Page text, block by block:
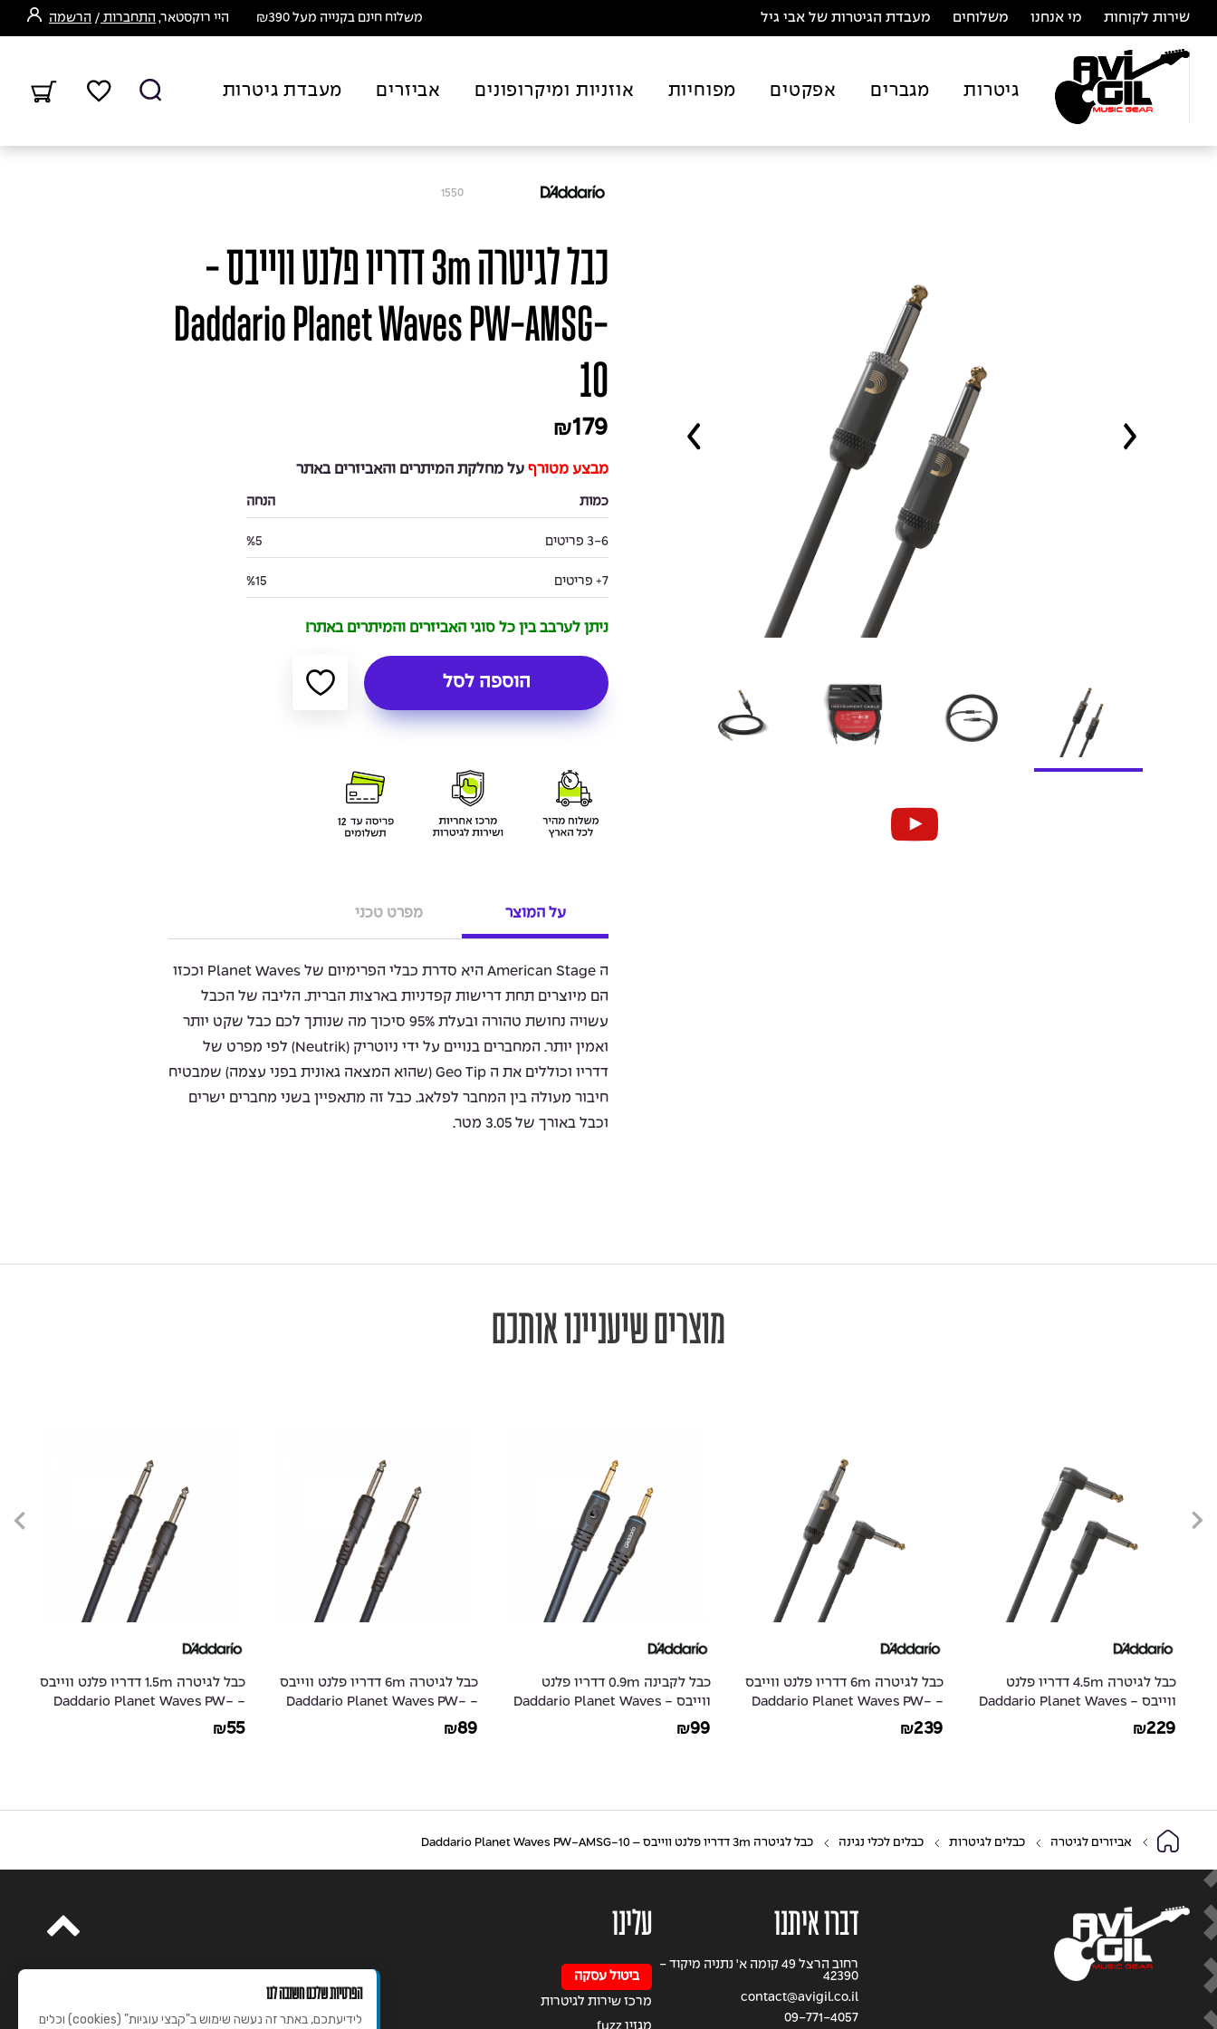
שירות לקוחות מי אנחנו משלוחים מעבדת הגיטרות של אבי גיל משלוח חינם בקנייה מעל ₪390 היי רוקסטאר, התחברות / הרשמה
גיטרות מגברים אפקטים מפוחיות אוזניות ומיקרופונים אביזרים מעבדת גיטרות
1550
כבל לגיטרה 3m דדריו פלנט ווייבס -
Daddario Planet Waves PW-AMSG-
10
₪179
מבצע מטורף על מחלקת המיתרים והאביזרים באתר
כמות הנחה
3-6 פריטים %5
7+ פריטים %15
ניתן לערבב בין כל סוגי האביזרים והמיתרים באתר!
הוספה לסל
על המוצר מפרט טכני
ה American Stage היא סדרת כבלי הפרימיום של Planet Waves וככזו
הם מיוצרים תחת דרישות קפדניות בארצות הברית. הליבה של הכבל
עשויה נחושת טהורה ובעלת 95% סיכוך מה שנותך לכם כבל שקט יותר
ואמין יותר. המחברים בנויים על ידי ניוטריק (Neutrik) לפי מפרט של
דדריו וכוללים את ה Geo Tip (שהוא המצאה גאונית בפני עצמה) שמבטיח
חיבור מעולה בין המחבר לפלאג. כבל זה מתאפיין בשני מחברים ישרים
וכבל באורך של 3.05 מטר.
מוצרים שיעניינו אותכם
כבל לגיטרה 4.5m דדריו פלנט
ווייבס - Daddario Planet Waves
PW-AMSGRR-15
₪229
כבל לגיטרה 6m דדריו פלנט ווייבס
- Daddario Planet Waves PW-
AMSGRA-20
₪239
כבל לקבינה 0.9m דדריו פלנט
ווייבס - Daddario Planet Waves
PW-S-03
₪99
כבל לגיטרה 6m דדריו פלנט ווייבס
- Daddario Planet Waves PW-
CGT-20
₪89
כבל לגיטרה 1.5m דדריו פלנט ווייבס
- Daddario Planet Waves PW-
CGT-05
₪55
אביזרים לגיטרה כבלים לגיטרות כבלים לכלי נגינה כבל לגיטרה 3m דדריו פלנט ווייבס – Daddario Planet Waves PW-AMSG-10
דברו איתנו
רחוב הרצל 49 קומה א' נתניה מיקוד -
42390
contact@avigil.co.il
09-771-4057
עלינו
ביטול עסקה
מרכז שירות לגיטרות הפרטיות שלכם חשובה לנו
לידיעתכם, באתר זה נעשה שימוש ב"קבצי עוגיות" (cookies) וכלים